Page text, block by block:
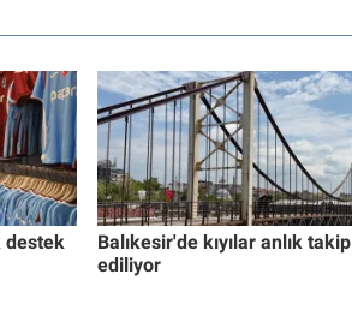
destek
Balıkesir'de kıyılar anlık takip
ediliyor